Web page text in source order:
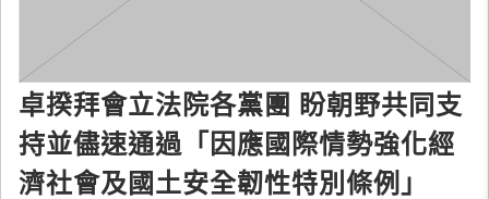
卓揆拜會立法院各黨團 盼朝野共同支
持並儘速通過「因應國際情勢強化經
濟社會及國土安全韌性特別條例」